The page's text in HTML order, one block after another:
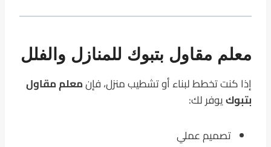
معلم مقاول بتبوك للمنازل والفلل
إذا كنت تخطط لبناء أو تشطيب منزل، فإنمعلم مقاول
بتبوكيوفر لك:
تصميم عملي